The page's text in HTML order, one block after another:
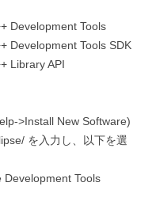
Development Tools
Development Tools SDK
Library API
>Install New Software)
を入力し、以下を選
Development Tools